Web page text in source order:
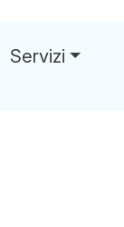
Servizi